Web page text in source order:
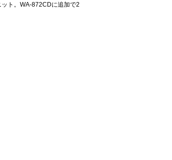
ト。WA-872CDに追加で2